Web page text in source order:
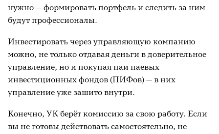
нужно — формировать портфель и следить за ним
будут профессионалы.
Инвестировать через управляющую компанию
можно, не только отдавая деньги в доверительное
управление, но и покупая паи паевых
инвестиционных фондов (ПИФов) — в них
управление уже зашито внутри.
Конечно, УК берёт комиссию за свою работу. Если
вы не готовы действовать самостоятельно, не